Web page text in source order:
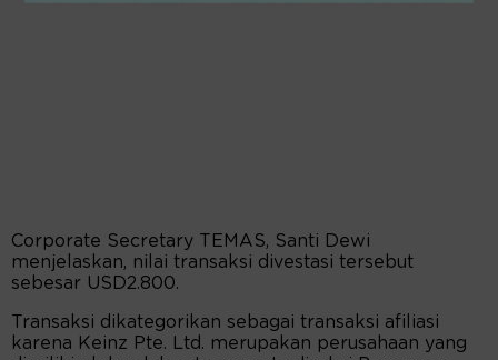
Corporate Secretary TEMAS, Santi Dewi
menjelaskan, nilai transaksi divestasi tersebut
sebesar USD2.800.
Transaksi dikategorikan sebagai transaksi afiliasi
karena Keinz Pte. Ltd. merupakan perusahaan yang